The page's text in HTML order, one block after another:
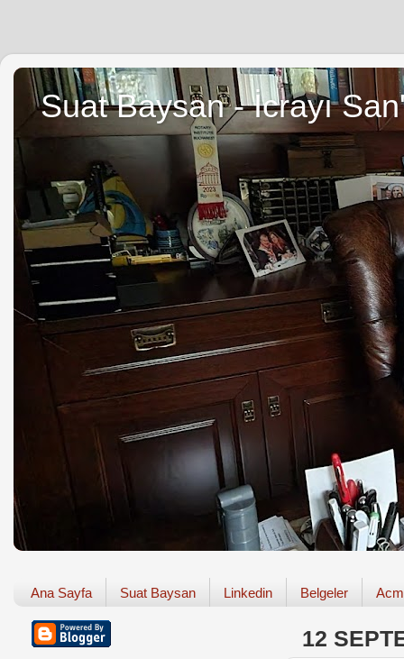
Suat Baysan - İcrayı
Ana Sayfa Suat Baysan Linkedin Belgeler
12